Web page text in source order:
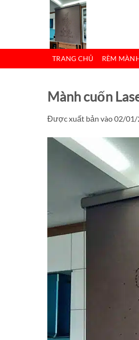
dung
TRANG CHỦ RÈM
Mành cuốn
Được xuất bản vào02/01/